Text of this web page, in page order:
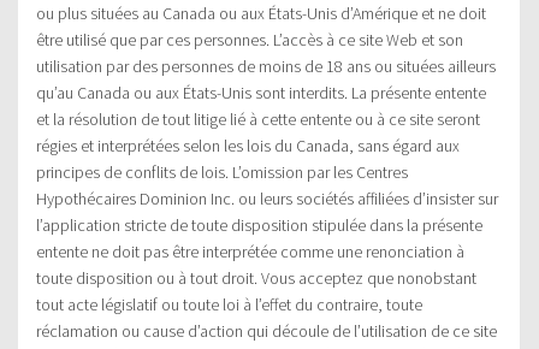
ou plus situées au Canada ou aux États-Unis d’Amérique et ne doit
être utilisé que par ces personnes. L’accès à ce site Web et son
utilisation par des personnes de moins de 18 ans ou situées ailleurs
qu’au Canada ou aux États-Unis sont interdits. La présente entente
et la résolution de tout litige lié à cette entente ou à ce site seront
régies et interprétées selon les lois du Canada, sans égard aux
principes de conflits de lois. L’omission par les Centres
Hypothécaires Dominion Inc. ou leurs sociétés affiliées d’insister sur
l’application stricte de toute disposition stipulée dans la présente
entente ne doit pas être interprétée comme une renonciation à
toute disposition ou à tout droit. Vous acceptez que nonobstant
tout acte législatif ou toute loi à l’effet du contraire, toute
réclamation ou cause d’action qui découle de l’utilisation de ce site